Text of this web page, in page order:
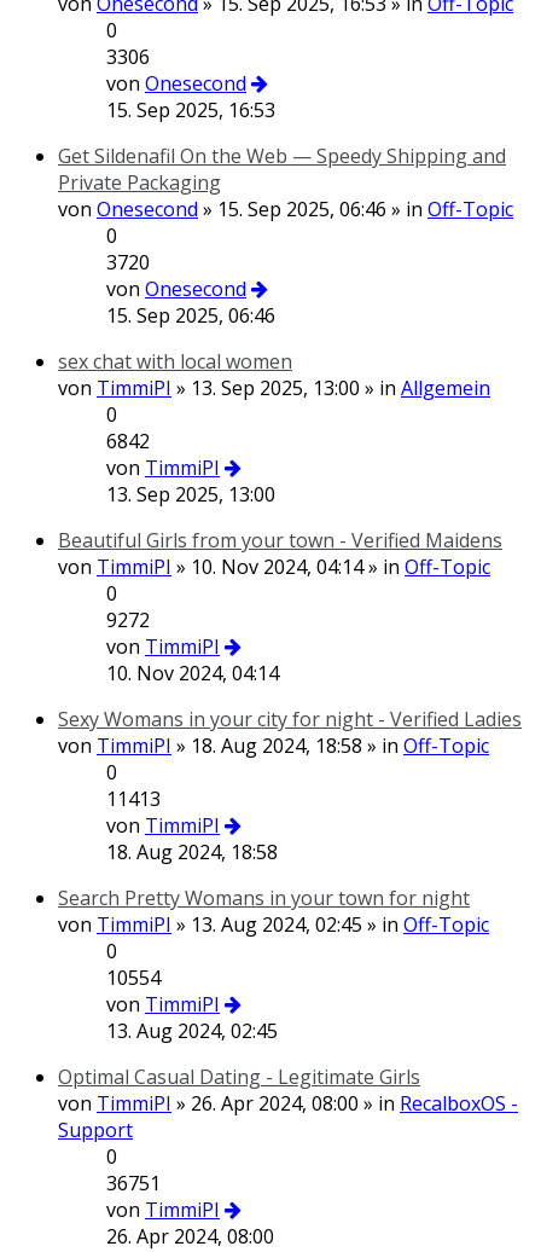
0
3306
von Onesecond
15. Sep 2025, 16:53
Get Sildenafil On the Web — Speedy Shipping and
Private Packaging
von Onesecond » 15. Sep 2025, 06:46 » in Off-Topic
0
3720
von Onesecond
15. Sep 2025, 06:46
sex chat with local women
von TimmiPI » 13. Sep 2025, 13:00 » in Allgemein
0
6842
von TimmiPI
13. Sep 2025, 13:00
Beautiful Girls from your town - Verified Maidens
von TimmiPI » 10. Nov 2024, 04:14 » in Off-Topic
0
9272
von TimmiPI
10. Nov 2024, 04:14
Sexy Womans in your city for night - Verified Ladies
von TimmiPI » 18. Aug 2024, 18:58 » in Off-Topic
0
11413
von TimmiPI
18. Aug 2024, 18:58
Search Pretty Womans in your town for night
von TimmiPI » 13. Aug 2024, 02:45 » in Off-Topic
0
10554
von TimmiPI
13. Aug 2024, 02:45
Optimal Сasual Dating - Legitimate Girls
von TimmiPI » 26. Apr 2024, 08:00 » in RecalboxOS -
Support
0
36751
von TimmiPI
26. Apr 2024, 08:00